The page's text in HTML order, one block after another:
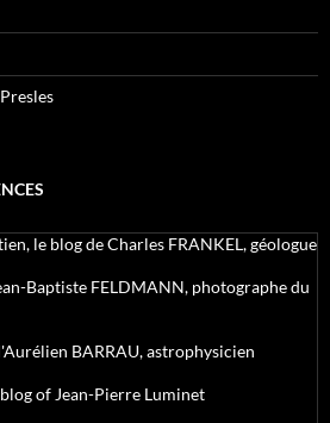
le blog de Charles FRANKEL, géologue
Baptiste FELDMANN, photographe du
BARRAU, astrophysicien
of Jean-Pierre Luminet